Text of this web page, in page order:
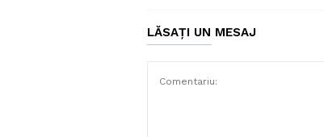
LĂSAȚI UN MESAJ